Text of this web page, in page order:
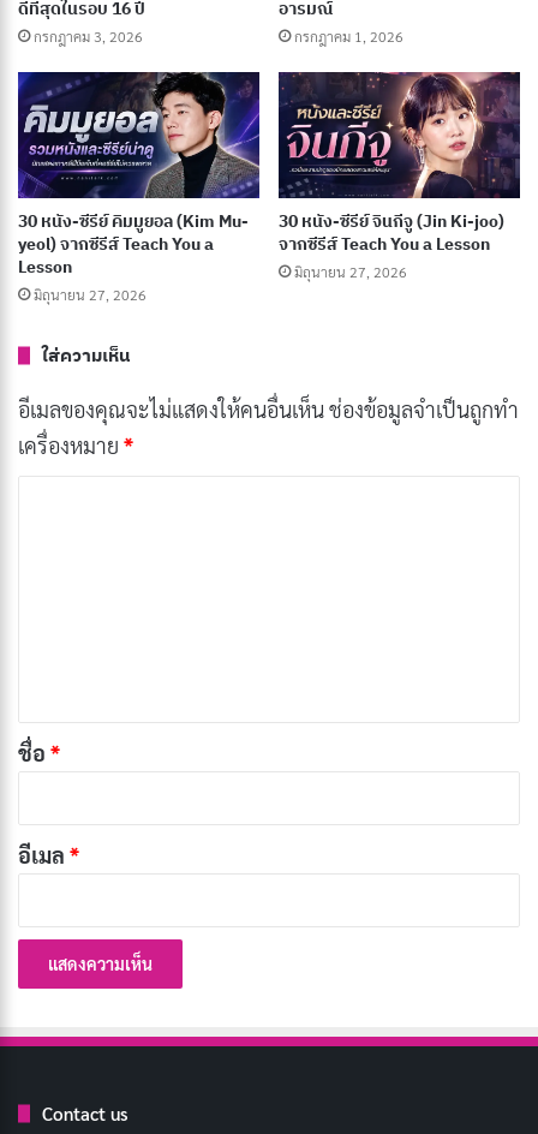
เผยแพร่เมื่อ: 4 สัปดาห์ ที่ผ่านมา
แมนติกของเจ้าสาวผู้ถูกมองข้าม
กรกฎาคม 7, 2026
[รีวิว-เรื่องย่อ] Recommendations from Mr.
Iwamoto (2026) อนิเมะแฟนตาซีย้อนยุค
กรกฎาคม 6, 2026
https://youtu.be/I5CVn1EW7UE
ในช่วงสงครามเย็น ชาร์ลส์ เซเวียร์ หนุ่มอัจฉริยะผู้มีพลังโทร
จิต และ เอริค เลนเชอร์ ผู้รอดชีวิตจากเหตุการณ์ฆ่าล้างเผ่า
พันธุ์ชาวยิว ผู้สามารถควบคุมโลหะได้ ทั้งสองได้ร่วมมือกัน
เพื่อรวมกลุ่มมนุษย์กลายพันธุ์ที่มีพลังพิเศษ เพื่อหยุดยั้งภัย
สงครามโลกครั้งที่ 3
ดีที่สุดในรอบ 16 ปี
กรกฎาคม 3, 2026
อารมณ์
กรกฎาคม 1, 2026
30 หนัง-ซีรีย์ คิมมูยอล (Kim Mu-
yeol) จากซีรีส์ Teach You a
Lesson
มิถุนายน 27, 2026
30 หนัง-ซีรีย์ จินกีจู (Jin Ki-joo)
จากซีรีส์ Teach You a Lesson
มิถุนายน 27, 2026
ใส่ความเห็น
อีเมลของคุณจะไม่แสดงให้คนอื่นเห็นช่องข้อมูลจำเป็นถูกทำ
เครื่องหมาย *
*
ชื่อ *
อีเมล *
Contact us